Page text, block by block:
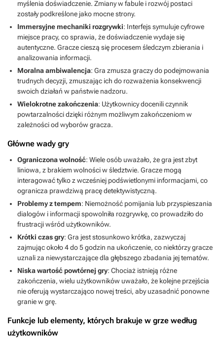
myślenia doświadczenie. Zmiany w fabule i rozwój postaci
zostały podkreślone jako mocne strony.
Immersyjne mechaniki rozgrywki: Interfejs symuluje cyfrowe
miejsce pracy, co sprawia, że doświadczenie wydaje się
autentyczne. Gracze cieszą się procesem śledczym zbierania i
analizowania informacji.
Moralna ambiwalencja: Gra zmusza graczy do podejmowania
trudnych decyzji, zmuszając ich do rozważenia konsekwencji
swoich działań w państwie nadzoru.
Wielokrotne zakończenia: Użytkownicy docenili czynnik
powtarzalności dzięki różnym możliwym zakończeniom w
zależności od wyborów gracza.
Główne wady gry
Ograniczona wolność: Wiele osób uważało, że gra jest zbyt
liniowa, z brakiem wolności w śledztwie. Gracze mogą
interagować tylko z wcześniej podświetlonymi informacjami, co
ogranicza prawdziwą pracę detektywistyczną.
Problemy z tempem: Niemożność pomijania lub przyspieszania
dialogów i informacji spowolniła rozgrywkę, co prowadziło do
frustracji wśród użytkowników.
Krótki czas gry: Gra jest stosunkowo krótka, zazwyczaj
zajmując około 4 do 5 godzin na ukończenie, co niektórzy gracze
uznali za niewystarczające dla głębszego zbadania jej tematów.
Niska wartość powtórnej gry: Chociaż istnieją różne
zakończenia, wielu użytkowników uważało, że kolejne przejścia
nie oferują wystarczająco nowej treści, aby uzasadnić ponowne
granie w grę.
Funkcje lub elementy, których brakuje w grze według
użytkowników